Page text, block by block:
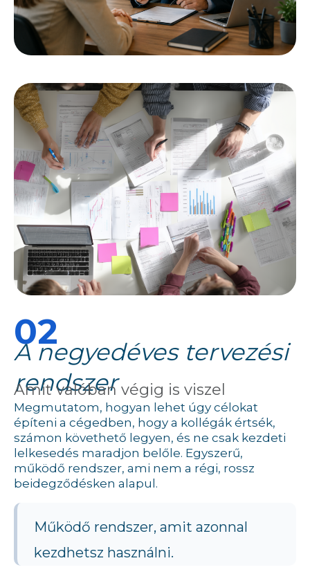
02
A negyedéves tervezési
rendszer
Amit valóban végig is viszel
Megmutatom, hogyan lehet úgy célokat
építeni a cégedben, hogy a kollégák értsék,
számon követhető legyen, és ne csak kezdeti
lelkesedés maradjon belőle. Egyszerű,
működő rendszer, ami nem a régi, rossz
beidegződésken alapul.
Működő rendszer, amit azonnal
kezdhetsz használni.